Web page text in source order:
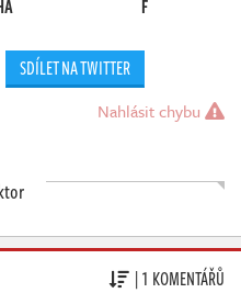
F
SDÍLET NA TWITTER
Nahlásit chybu
| 1 KOMENTÁŘŮ